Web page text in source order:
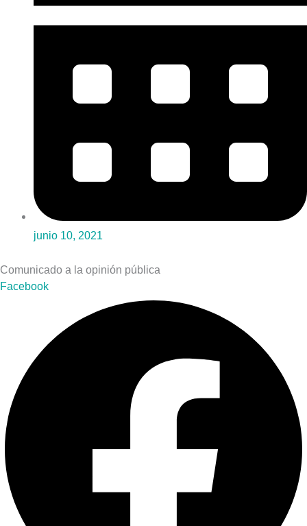
junio 10, 2021
Comunicado a la opinión pública
Facebook